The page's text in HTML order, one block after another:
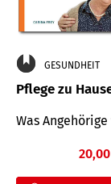
GESUNDHEIT
Pflege zu
Was